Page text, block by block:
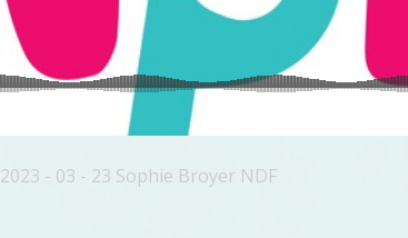
2023 - 03 - 23 Sophie Broyer NDF